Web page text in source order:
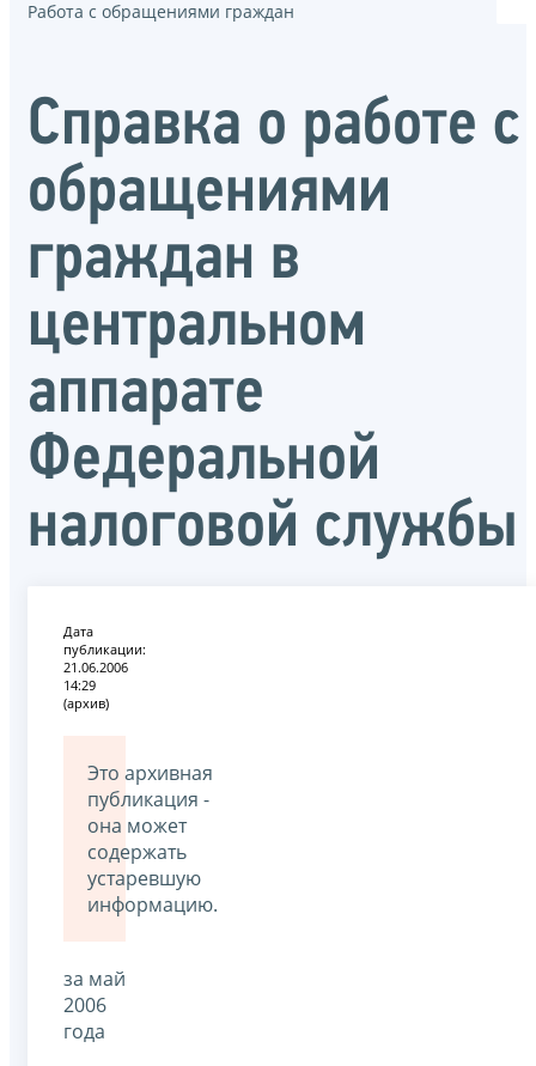
Работа с обращениями граждан
Справка о работе с
обращениями
граждан в
центральном
аппарате
Федеральной
налоговой службы
Дата
публикации:
21.06.2006
14:29
(архив)
Это архивная
публикация -
она может
содержать
устаревшую
информацию.
за май
2006
года